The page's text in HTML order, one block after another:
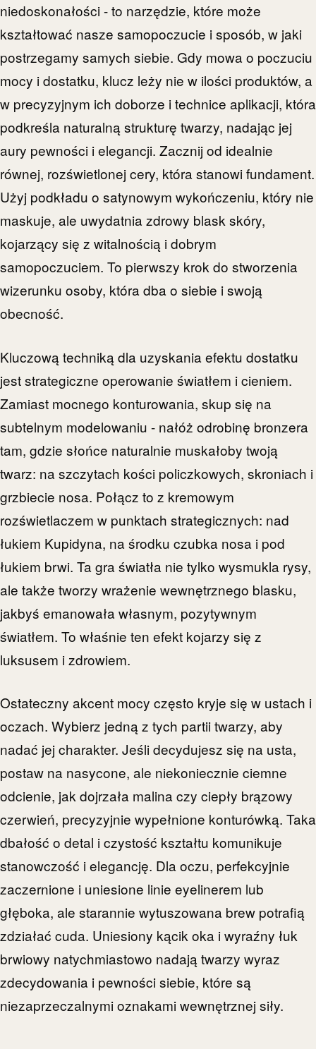
niedoskonałości - to narzędzie, które może
kształtować nasze samopoczucie i sposób, w jaki
postrzegamy samych siebie. Gdy mowa o poczuciu
mocy i dostatku, klucz leży nie w ilości produktów, a
w precyzyjnym ich doborze i technice aplikacji, która
podkreśla naturalną strukturę twarzy, nadając jej
aury pewności i elegancji. Zacznij od idealnie
równej, rozświetlonej cery, która stanowi fundament.
Użyj podkładu o satynowym wykończeniu, który nie
maskuje, ale uwydatnia zdrowy blask skóry,
kojarzący się z witalnością i dobrym
samopoczuciem. To pierwszy krok do stworzenia
wizerunku osoby, która dba o siebie i swoją
obecność.
Kluczową techniką dla uzyskania efektu dostatku
jest strategiczne operowanie światłem i cieniem.
Zamiast mocnego konturowania, skup się na
subtelnym modelowaniu - nałóż odrobinę bronzera
tam, gdzie słońce naturalnie muskałoby twoją
twarz: na szczytach kości policzkowych, skroniach i
grzbiecie nosa. Połącz to z kremowym
rozświetlaczem w punktach strategicznych: nad
łukiem Kupidyna, na środku czubka nosa i pod
łukiem brwi. Ta gra światła nie tylko wysmukla rysy,
ale także tworzy wrażenie wewnętrznego blasku,
jakbyś emanowała własnym, pozytywnym
światłem. To właśnie ten efekt kojarzy się z
luksusem i zdrowiem.
Ostateczny akcent mocy często kryje się w ustach i
oczach. Wybierz jedną z tych partii twarzy, aby
nadać jej charakter. Jeśli decydujesz się na usta,
postaw na nasycone, ale niekoniecznie ciemne
odcienie, jak dojrzała malina czy ciepły brązowy
czerwień, precyzyjnie wypełnione konturówką. Taka
dbałość o detal i czystość kształtu komunikuje
stanowczość i elegancję. Dla oczu, perfekcyjnie
zaczernione i uniesione linie eyelinerem lub
głęboka, ale starannie wytuszowana brew potrafią
zdziałać cuda. Uniesiony kącik oka i wyraźny łuk
brwiowy natychmiastowo nadają twarzy wyraz
zdecydowania i pewności siebie, które są
niezaprzeczalnymi oznakami wewnętrznej siły.